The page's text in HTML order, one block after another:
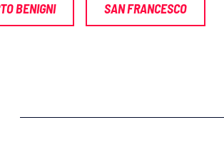
BENIGNI SAN FRANCESCO